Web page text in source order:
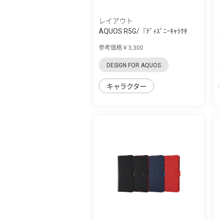
レイアウト
AQUOS R5G/『ﾃﾞｨｽﾞﾆｰｷｬﾗｸﾀ
参考価格￥3,300
DESIGN FOR AQUOS
キャラクター